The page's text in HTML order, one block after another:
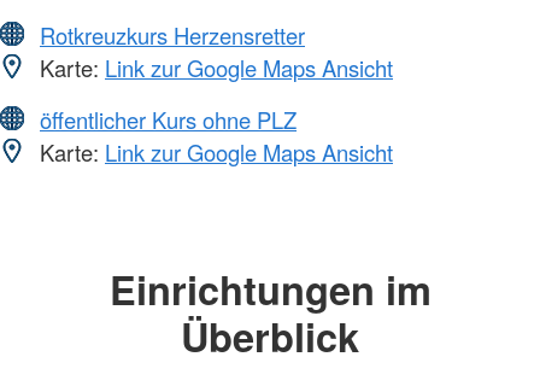
Rotkreuzkurs Herzensretter
Karte: Link zur Google Maps Ansicht
öffentlicher Kurs ohne PLZ
Karte: Link zur Google Maps Ansicht
Einrichtungen im
Überblick